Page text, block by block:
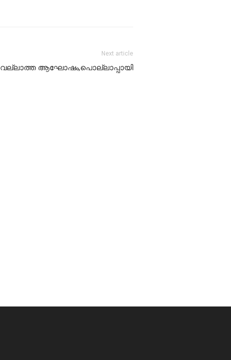
Next article
വല്ലാത്ത ആഘോഷം,പൊല്ലാപ്പായി